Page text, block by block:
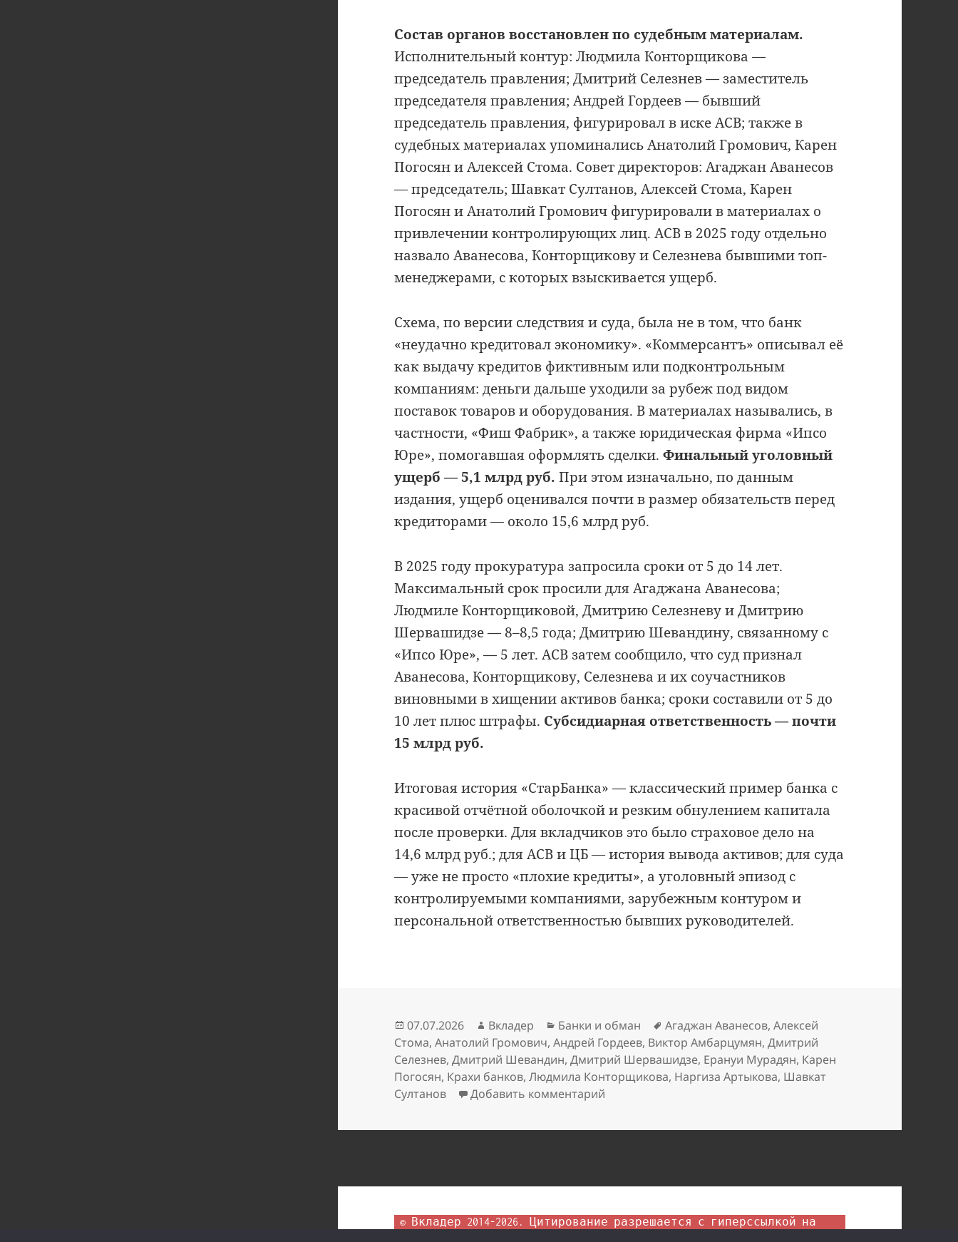
Состав органов восстановлен по судебным материалам.
Исполнительный контур: Людмила Конторщикова —
председатель правления; Дмитрий Селезнев — заместитель
председателя правления; Андрей Гордеев — бывший
председатель правления, фигурировал в иске АСВ; также в
судебных материалах упоминались Анатолий Громович, Карен
Погосян и Алексей Стома. Совет директоров: Агаджан Аванесов
— председатель; Шавкат Султанов, Алексей Стома, Карен
Погосян и Анатолий Громович фигурировали в материалах о
привлечении контролирующих лиц. АСВ в 2025 году отдельно
назвало Аванесова, Конторщикову и Селезнева бывшими топ-
менеджерами, с которых взыскивается ущерб.
Схема, по версии следствия и суда, была не в том, что банк
«неудачно кредитовал экономику». «Коммерсантъ» описывал её
как выдачу кредитов фиктивным или подконтрольным
компаниям: деньги дальше уходили за рубеж под видом
поставок товаров и оборудования. В материалах назывались, в
частности, «Фиш Фабрик», а также юридическая фирма «Ипсо
Юре», помогавшая оформлять сделки.Финальный уголовный
ущерб — 5,1 млрд руб. При этом изначально, по данным
издания, ущерб оценивался почти в размер обязательств перед
кредиторами — около 15,6 млрд руб.
В 2025 году прокуратура запросила сроки от 5 до 14 лет.
Максимальный срок просили для Агаджана Аванесова;
Людмиле Конторщиковой, Дмитрию Селезневу и Дмитрию
Шервашидзе — 8–8,5 года; Дмитрию Шевандину, связанному с
«Ипсо Юре», — 5 лет. АСВ затем сообщило, что суд признал
Аванесова, Конторщикову, Селезнева и их соучастников
виновными в хищении активов банка; сроки составили от 5 до
10 лет плюс штрафы. Субсидиарная ответственность — почти
15 млрд руб.
Итоговая история «СтарБанка» — классический пример банка с
красивой отчётной оболочкой и резким обнулением капитала
после проверки. Для вкладчиков это было страховое дело на
14,6 млрд руб.; для АСВ и ЦБ — история вывода активов; для суда
— уже не просто «плохие кредиты», а уголовный эпизод с
контролируемыми компаниями, зарубежным контуром и
персональной ответственностью бывших руководителей.
Опубликовано
07.07.2026 Автор
Вкладер Рубрики
Банки и обман Метки
Агаджан Аванесов,Алексей
Стома,Анатолий Громович,Андрей Гордеев, Виктор Амбарцумян,Дмитрий
Селезнев,Дмитрий Шевандин,Дмитрий Шервашидзе, Ерануи Мурадян, Карен
Погосян, Крахи банков,Людмила Конторщикова, Наргиза Артыкова, Шавкат
Султанов
Добавить комментарий
© Вкладер 2014-2026. Цитирование разрешается с гиперссылкой на